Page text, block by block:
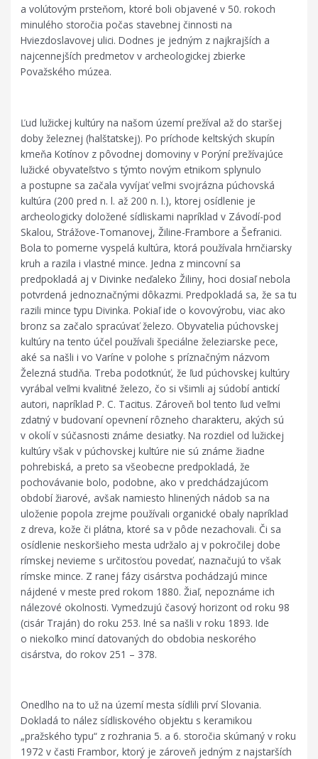
a volútovým prsteňom, ktoré boli objavené v 50. rokoch
minulého storočia počas stavebnej činnosti na
Hviezdoslavovej ulici. Dodnes je jedným z najkrajších a
najcennejších predmetov v archeologickej zbierke
Považského múzea.
Ľud lužickej kultúry na našom území prežíval až do staršej
doby železnej (halštatskej). Po príchode keltských skupín
kmeňa Kotínov z pôvodnej domoviny v Porýní prežívajúce
lužické obyvateľstvo s týmto novým etnikom splynulo
a postupne sa začala vyvíjať veľmi svojrázna púchovská
kultúra (200 pred n. l. až 200 n. l.), ktorej osídlenie je
archeologicky doložené sídliskami napríklad v Závodí-pod
Skalou, Strážove-Tomanovej, Žiline-Frambore a Šefranici.
Bola to pomerne vyspelá kultúra, ktorá používala hrnčiarsky
kruh a razila i vlastné mince. Jedna z mincovní sa
predpokladá aj v Divinke neďaleko Žiliny, hoci dosiaľ nebola
potvrdená jednoznačnými dôkazmi. Predpokladá sa, že sa tu
razili mince typu Divinka. Pokiaľ ide o kovovýrobu, viac ako
bronz sa začalo spracúvať železo. Obyvatelia púchovskej
kultúry na tento účel používali špeciálne železiarske pece,
aké sa našli i vo Varíne v polohe s príznačným názvom
Železná studňa. Treba podotknúť, že ľud púchovskej kultúry
vyrábal veľmi kvalitné železo, čo si všimli aj súdobí antickí
autori, napríklad P. C. Tacitus. Zároveň bol tento ľud veľmi
zdatný v budovaní opevnení rôzneho charakteru, akých sú
v okolí v súčasnosti známe desiatky. Na rozdiel od lužickej
kultúry však v púchovskej kultúre nie sú známe žiadne
pohrebiská, a preto sa všeobecne predpokladá, že
pochovávanie bolo, podobne, ako v predchádzajúcom
období žiarové, avšak namiesto hlinených nádob sa na
uloženie popola zrejme používali organické obaly napríklad
z dreva, kože či plátna, ktoré sa v pôde nezachovali. Či sa
osídlenie neskoršieho mesta udržalo aj v pokročilej dobe
rímskej nevieme s určitosťou povedať, naznačujú to však
rímske mince. Z ranej fázy cisárstva pochádzajú mince
nájdené v meste pred rokom 1880. Žiaľ, nepoznáme ich
nálezové okolnosti. Vymedzujú časový horizont od roku 98
(cisár Traján) do roku 253. Iné sa našli v roku 1893. Ide
o niekoľko mincí datovaných do obdobia neskorého
cisárstva, do rokov 251 – 378.
Onedlho na to už na území mesta sídlili prví Slovania.
Dokladá to nález sídliskového objektu s keramikou
„pražského typu“ z rozhrania 5. a 6. storočia skúmaný v roku
1972 v časti Frambor, ktorý je zároveň jedným z najstarších